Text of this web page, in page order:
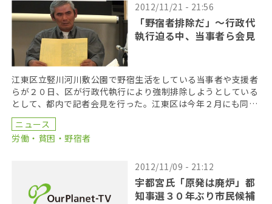
2012/11/21 - 21:56
「野宿者排除だ」～行政代
執行迫る中、当事者ら会見
江東区立竪川河川敷公園で野宿生活をしている当事者や支援者
らが２０日、区が行政代執行により強制排除しようとしている
として、都内で記者会見を行った。江東区は今年２月にも同公
園で行政代執行を行っており、弁護士らは「野宿者排除が […]
ニュース
労働・貧困・野宿者
2012/11/09 - 21:12
宇都宮氏「原発は廃炉」都
知事選３０年ぶり市民候補